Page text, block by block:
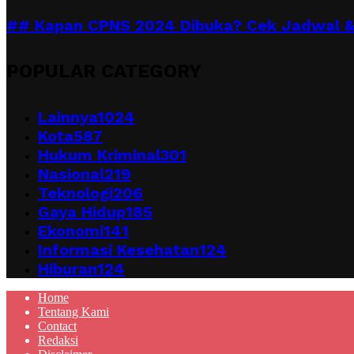
## Kapan CPNS 2024 Dibuka? Cek Jadwal
Lainnya1024
Kota587
Hukum Kriminal301
Nasional219
Teknologi206
Gaya Hidup185
Ekonomi141
Informasi Kesehatan124
Hiburan124
Home
Tentang Kami
Contact
Redaksi